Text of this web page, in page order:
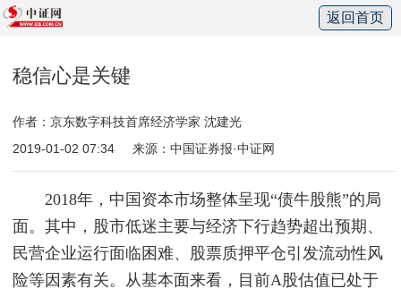
返回首页
稳信心是关键
作者：京东数字科技首席经济学家 沈建光
2019-01-02 07:34
来源：中国证券报·中证网
2018年，中国资本市场整体呈现“债牛股熊”的局
面。其中，股市低迷主要与经济下行趋势超出预期、
民营企业运行面临困难、股票质押平仓引发流动性风
险等因素有关。从基本面来看，目前A股估值已处于